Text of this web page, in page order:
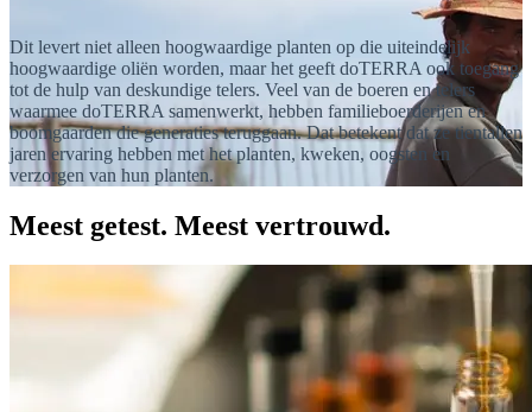
Dit levert niet alleen hoogwaardige planten op die uiteindelijk
hoogwaardige oliën worden, maar het geeft doTERRA ook toegang
tot de hulp van deskundige telers. Veel van de boeren en telers
waarmee doTERRA samenwerkt, hebben familieboerderijen en
boomgaarden die generaties teruggaan. Dat betekent dat ze tientallen
jaren ervaring hebben met het planten, kweken, oogsten en
verzorgen van hun planten.
Meest getest. Meest vertrouwd.